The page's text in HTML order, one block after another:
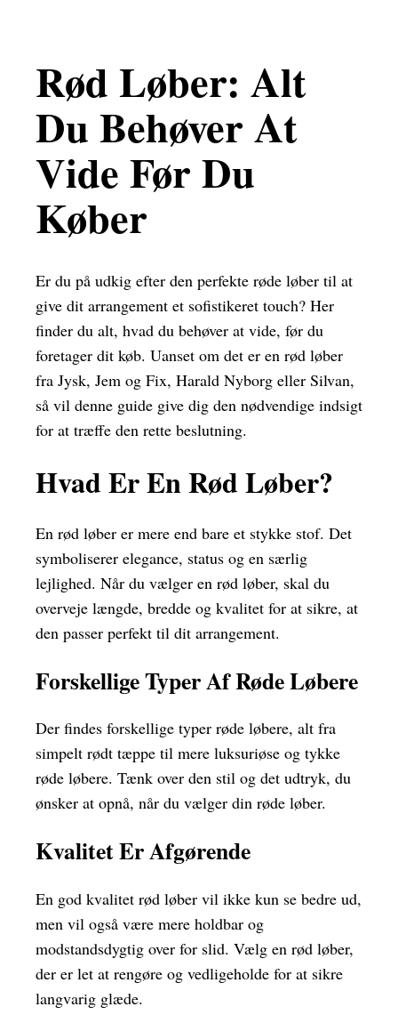
Rød Løber: Alt
Du Behøver At
Vide Før Du
Køber
Er du på udkig efter den perfekte røde løber til at
give dit arrangement et sofistikeret touch? Her
finder du alt, hvad du behøver at vide, før du
foretager dit køb. Uanset om det er en rød løber
fra Jysk, Jem og Fix, Harald Nyborg eller Silvan,
så vil denne guide give dig den nødvendige indsigt
for at træffe den rette beslutning.
Hvad Er En Rød Løber?
En rød løber er mere end bare et stykke stof. Det
symboliserer elegance, status og en særlig
lejlighed. Når du vælger en rød løber, skal du
overveje længde, bredde og kvalitet for at sikre, at
den passer perfekt til dit arrangement.
Forskellige Typer Af Røde Løbere
Der findes forskellige typer røde løbere, alt fra
simpelt rødt tæppe til mere luksuriøse og tykke
røde løbere. Tænk over den stil og det udtryk, du
ønsker at opnå, når du vælger din røde løber.
Kvalitet Er Afgørende
En god kvalitet rød løber vil ikke kun se bedre ud,
men vil også være mere holdbar og
modstandsdygtig over for slid. Vælg en rød løber,
der er let at rengøre og vedligeholde for at sikre
langvarig glæde.